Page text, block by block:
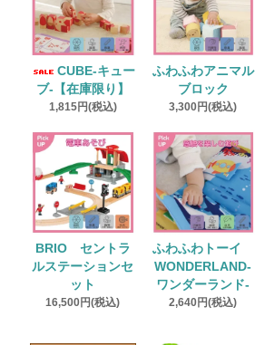
CUBE‐キュー
ブ‐【在庫限り】
1,815円(税込)
ふわふわアニマル
ブロック
3,300円(税込)
BRIO セントラ
ルステーションセ
ット
16,500円(税込)
ふわふわトーイ
WONDERLAND‐
ワンダーランド‐
2,640円(税込)